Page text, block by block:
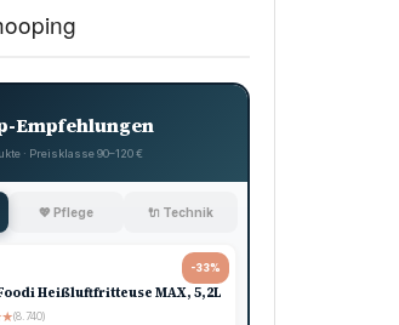
Empfehlungen
· Preisklasse 90–120 €
💖 Pflege 🔌 Technik
-33%
Heißluftfritteuse MAX, 5,2L
★(8.740)